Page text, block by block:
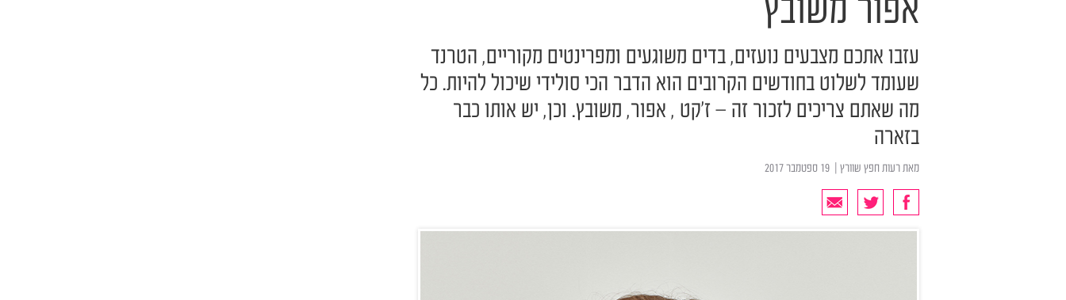
אפור משובץ
עזבו אתכם מצבעים נועזים, בדים משוגעים ומפרינטים מקוריים, הטרנד
שעומד לשלוט בחודשים הקרובים הוא הדבר הכי סולידי שיכול להיות. כל
מה שאתם צריכים לזכור זה – ז'קט , אפור, משובץ. וכן, יש אותו כבר
בזארה
מאתרעות חפץ שוורץ